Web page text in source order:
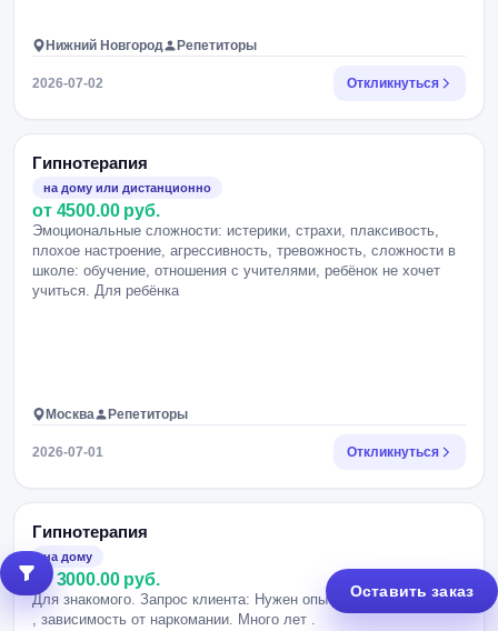
Нижний Новгород Репетиторы
2026-07-02 Откликнуться
Гипнотерапия
на дому или дистанционно
от 4500.00 руб.
Эмоциональные сложности: истерики, страхи, плаксивость,
плохое настроение, агрессивность, тревожность, сложности в
школе: обучение, отношения с учителями, ребёнок не хочет
учиться. Для ребёнка
Москва Репетиторы
2026-07-01 Откликнуться
Гипнотерапия
на дому
от 3000.00 руб.
Для знакомого. Запрос клиента: Нужен опытный гипнотерапевт
, зависимость от наркомании. Много лет .
Оставить заказ